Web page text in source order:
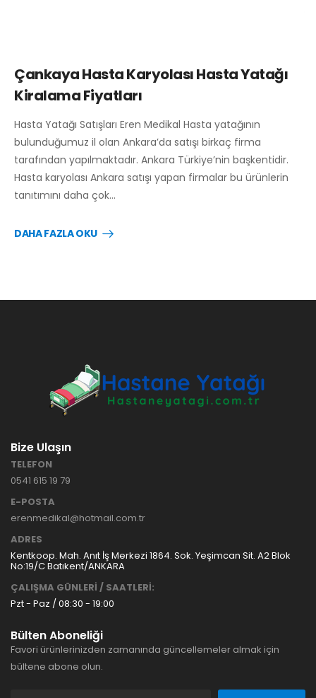
Çankaya Hasta Karyolası Hasta Yatağı
Kiralama Fiyatları
Hasta Yatağı Satışları Eren Medikal Hasta yatağının
bulunduğumuz il olan Ankara’da satışı birkaç firma
tarafından yapılmaktadır. Ankara Türkiye’nin başkentidir.
Hasta karyolası Ankara satışı yapan firmalar bu ürünlerin
tanıtımını daha çok…
DAHA FAZLA OKU
Bize Ulaşın
TELEFON
0541 615 19 79
E-POSTA
erenmedikal@hotmail.com.tr
ADRES
Kentkoop. Mah. Anıt İş Merkezi 1864. Sok. Yeşimcan Sit. A2 Blok
No:19/C Batıkent/ANKARA
ÇALIŞMA GÜNLERİ / SAATLERİ:
Pzt - Paz / 08:30 - 19:00
Bülten Aboneliği
Favori ürünlerinizden zamanında güncellemeler almak için
bültene abone olun.